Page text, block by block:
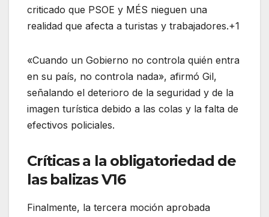
criticado que PSOE y MÉS nieguen una
realidad que afecta a turistas y trabajadores.+1
«Cuando un Gobierno no controla quién entra
en su país, no controla nada», afirmó Gil,
señalando el deterioro de la seguridad y de la
imagen turística debido a las colas y la falta de
efectivos policiales.
Críticas a la obligatoriedad de
las balizas V16
Finalmente, la tercera moción aprobada